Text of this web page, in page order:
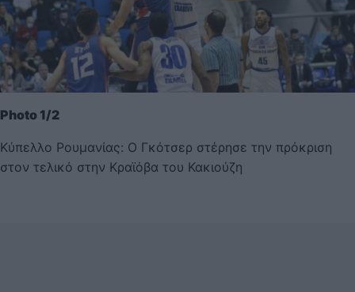
Photo 1/2
Κύπελλο Ρουμανίας: Ο Γκότσερ στέρησε την πρόκριση
στον τελικό στην Κραϊόβα του Κακιούζη